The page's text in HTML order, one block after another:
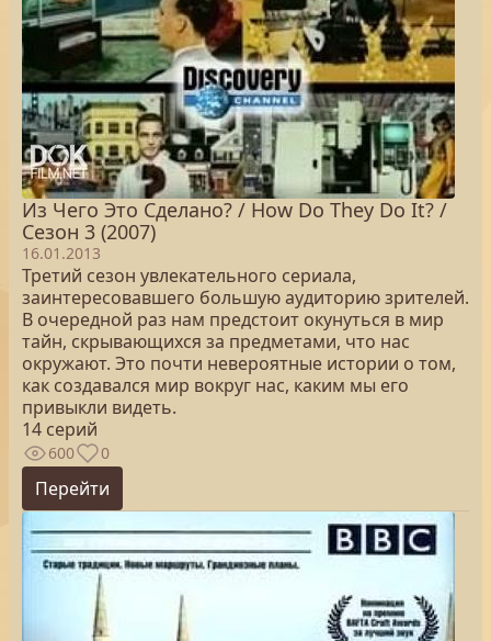
Из Чего Это Сделано? / How Do They Do It? /
Сезон 3 (2007)
16.01.2013
Третий сезон увлекательного сериала,
заинтересовавшего большую аудиторию зрителей.
В очередной раз нам предстоит окунуться в мир
тайн, скрывающихся за предметами, что нас
окружают. Это почти невероятные истории о том,
как создавался мир вокруг нас, каким мы его
привыкли видеть.
14 серий
600 0
Перейти